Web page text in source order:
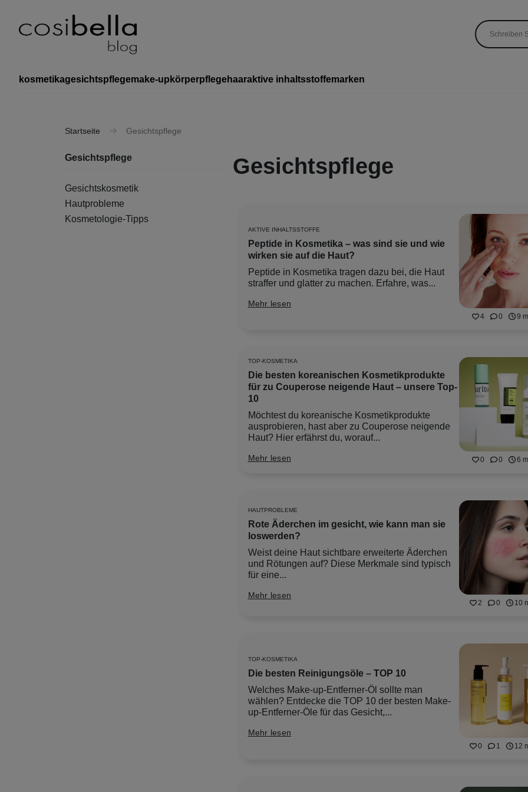
kosmetikagesichtspflegemake-up körperpflegehaaraktive inhaltsstoffemarken
Startseite Gesichtspflege
Gesichtspflege
Gesichtskosmetik
Hautprobleme
Kosmetologie-Tipps
Gesichtspflege
4 0 9
AKTIVE INHALTSSTOFFE
Peptide in Kosmetika – was sind sie und wie
wirken sie auf die Haut?
Peptide in Kosmetika tragen dazu bei, die Haut
straffer und glatter zu machen. Erfahre, was...
Mehr lesen
0 0 6
TOP-KOSMETIKA
Die besten koreanischen Kosmetikprodukte
für zu Couperose neigende Haut – unsere Top-
10
Möchtest du koreanische Kosmetikprodukte
ausprobieren, hast aber zu Couperose neigende
Haut? Hier erfährst du, worauf...
Mehr lesen
2 0 10
HAUTPROBLEME
Rote Äderchen im gesicht, wie kann man sie
loswerden?
Weist deine Haut sichtbare erweiterte Äderchen
und Rötungen auf? Diese Merkmale sind typisch
für eine...
Mehr lesen
0 1 12
TOP-KOSMETIKA
Die besten Reinigungsöle – TOP 10
Welches Make-up-Entferner-Öl sollte man
wählen? Entdecke die TOP 10 der besten Make-
up-Entferner-Öle für das Gesicht,...
Mehr lesen